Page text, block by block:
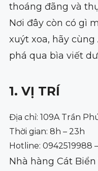
thoáng đãng và
Nơi đây còn có gì
xuýt xoa, hãy
phá qua bìa viết
1. VỊ TRÍ
Địa chỉ: 109A Trần
Thời gian: 8h – 23h
Hotline: 0942519988
Nhà hàng Cát